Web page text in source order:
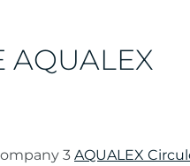
AQUALEX
3 AQUALEX